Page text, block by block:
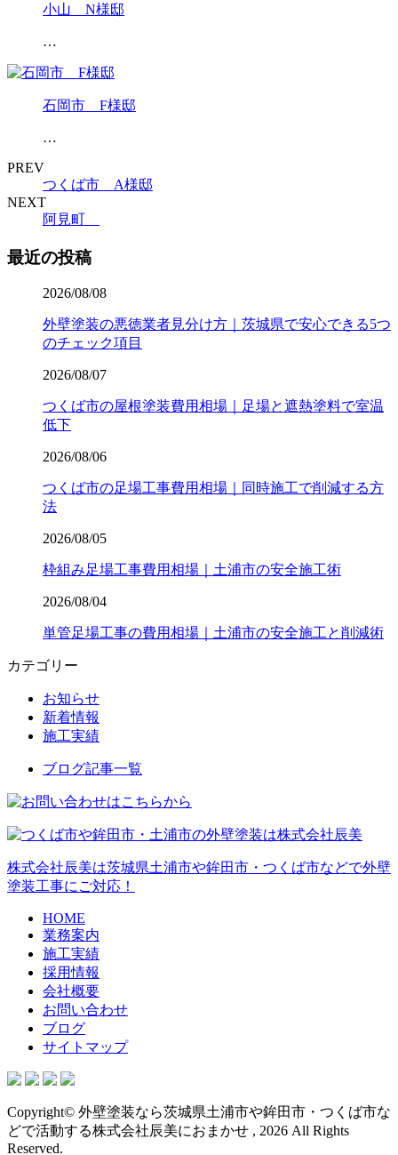
小山 N様邸
…
石岡市 F様邸
…
PREV
つくば市 A様邸
NEXT
阿見町
最近の投稿
2026/08/08
外壁塗装の悪徳業者見分け方｜茨城県で安心できる5つ
のチェック項目
2026/08/07
つくば市の屋根塗装費用相場｜足場と遮熱塗料で室温
低下
2026/08/06
つくば市の足場工事費用相場｜同時施工で削減する方
法
2026/08/05
枠組み足場工事費用相場｜土浦市の安全施工術
2026/08/04
単管足場工事の費用相場｜土浦市の安全施工と削減術
カテゴリー
お知らせ
新着情報
施工実績
ブログ記事一覧
株式会社辰美は茨城県土浦市や鉾田市・つくば市などで外壁
塗装工事にご対応！
HOME
業務案内
施工実績
採用情報
会社概要
お問い合わせ
ブログ
サイトマップ
Copyright© 外壁塗装なら茨城県土浦市や鉾田市・つくば市な
どで活動する株式会社辰美におまかせ , 2026 All Rights
Reserved.